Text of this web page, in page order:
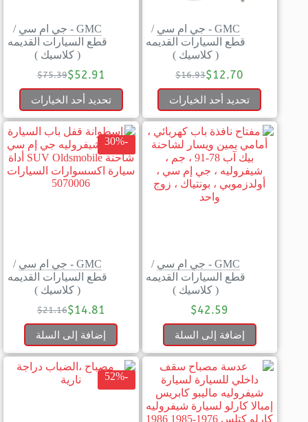
GMC - جي ام سي
/
قطع السيارات القديمه
( كلاسيك )
$16.93$12.70
تحديد أحد الخيارات
GMC - جي ام سي
/
قطع السيارات القديمه
( كلاسيك )
$75.39$52.91
تحديد أحد الخيارات
GMC - جي ام سي
/
قطع السيارات القديمه
( كلاسيك )
$42.59
إضافة إلى السلة
-30%
GMC - جي ام سي
/
قطع السيارات القديمه
( كلاسيك )
$21.16$14.81
إضافة إلى السلة
-52%